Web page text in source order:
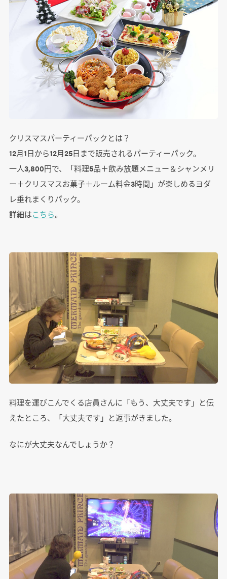
クリスマスパーティーパックとは？
12月1日から12月25日まで販売されるパーティーパック。
一人3,800円で、「料理5品＋飲み放題メニュー＆シャンメリ
ー＋クリスマスお菓子＋ルーム料金3時間」が楽しめるヨダ
レ垂れまくりパック。
詳細はこちら。
料理を運びこんでくる店員さんに「もう、大丈夫です」と伝
えたところ、「大丈夫です」と返事がきました。
なにが大丈夫なんでしょうか？